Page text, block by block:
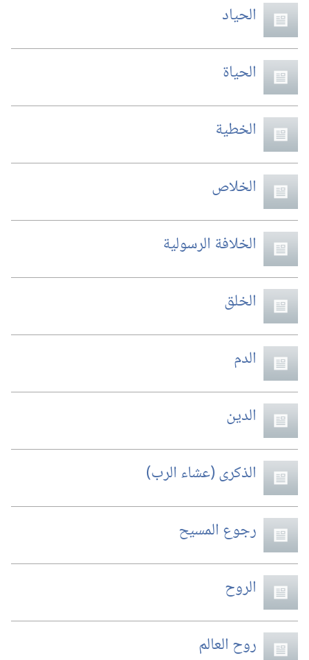
الحياد
الحياة
الخطية
الخلاص
الخلافة الرسولية
الخلق
الدم
الدين
الذكرى (‏عشاء الرب)‏
رجوع المسيح
الروح
روح العالم